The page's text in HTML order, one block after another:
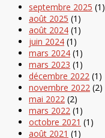
septembre 2025 (1)
août 2025 (1)
août 2024 (1)
juin 2024 (1)
mars 2024 (1)
mars 2023 (1)
décembre 2022 (1)
novembre 2022 (2)
mai 2022 (2)
mars 2022 (1)
octobre 2021 (1)
août 2021 (1)